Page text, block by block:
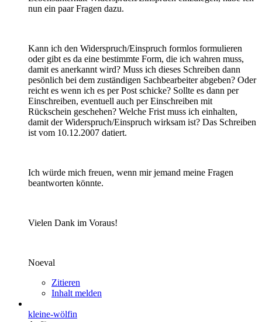
nun ein paar Fragen dazu.
Kann ich den Widerspruch/Einspruch formlos formulieren
oder gibt es da eine bestimmte Form, die ich wahren muss,
damit es anerkannt wird? Muss ich dieses Schreiben dann
pesönlich bei dem zuständigen Sachbearbeiter abgeben? Oder
reicht es wenn ich es per Post schicke? Sollte es dann per
Einschreiben, eventuell auch per Einschreiben mit
Rückschein geschehen? Welche Frist muss ich einhalten,
damit der Widerspruch/Einspruch wirksam ist? Das Schreiben
ist vom 10.12.2007 datiert.
Ich würde mich freuen, wenn mir jemand meine Fragen
beantworten könnte.
Vielen Dank im Voraus!
Noeval
Zitieren
Inhalt melden
kleine-wölfin